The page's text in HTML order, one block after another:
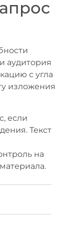
аудитория
с угла
изложения
если
Текст
на